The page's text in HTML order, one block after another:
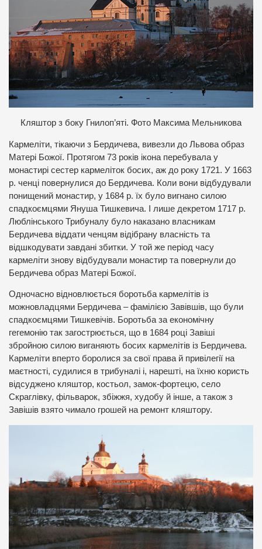
Кляштор з боку Гнилоп’яті. Фото Максима Мельникова
Кармеліти, тікаючи з Бердичева, вивезли до Львова образ
Матері Божої. Протягом 73 років ікона перебувала у
монастирі сестер кармеліток босих, аж до року 1721. У 1663
р. ченці повернулися до Бердичева. Коли вони відбудували
понищений монастир, у 1684 р. їх було вигнано силою
спадкоємцями Януша Тишкевича. І лише декретом 1717 р.
Люблінського Трибуналу було наказано власникам
Бердичева віддати ченцям відібрану власність та
відшкодувати завдані збитки. У той же період часу
кармеліти знову відбудували монастир та повернули до
Бердичева образ Матері Божої.
Одночасно відновлюється боротьба кармелітів із
можновладцями Бердичева – фамілією Завівшів, що були
спадкоємцями Тишкевічів. Боротьба за економічну
гегемонію так загострюється, що в 1684 році Завіші
збройною силою виганяють босих кармелітів із Бердичева.
Кармеліти вперто боролися за свої права й привілегії на
маєтності, судилися в трибуналі і, нарешті, на їхню користь
відсуджено кляштор, костьол, замок-фортецю, село
Скраглівку, фільварок, збіжжя, худобу й інше, а також з
Завішів взято чимало грошей на ремонт кляштору.